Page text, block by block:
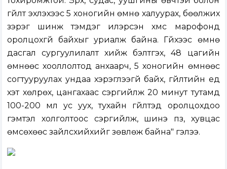
гүйлт эхлэхээс 5 хоногийн өмнө халуурах, бөөлжих
зэрэг шинж тэмдэг илэрсэн хүмүүс марофонд
оролцохгүй байхыг уриалж байна. Гүйхээс өмнө
дасгал сургуулилалт хийж бэлтгэх, 48 цагийн
өмнөөс хооллолтод анхаарч, 5 хоногийн өмнөөс
согтууруулах ундаа хэрэглээгүй байх, гүйлтийн үед
хэт хөлрөх, цангахаас сэргийлж 20 минут тутамд
100-200 мл ус уух, тухайн гүйлтэд оролцохдоо
гэмтэл холголтоос сэргийлж, шинэ пүүз, хувцас
өмсөхөөс зайлсхийхийг зөвлөж байна" гэлээ.